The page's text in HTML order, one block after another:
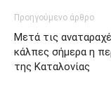
Προηγούμενο άρθρο
Μετά τις
κάλπες σήμερα η
της Καταλονίας